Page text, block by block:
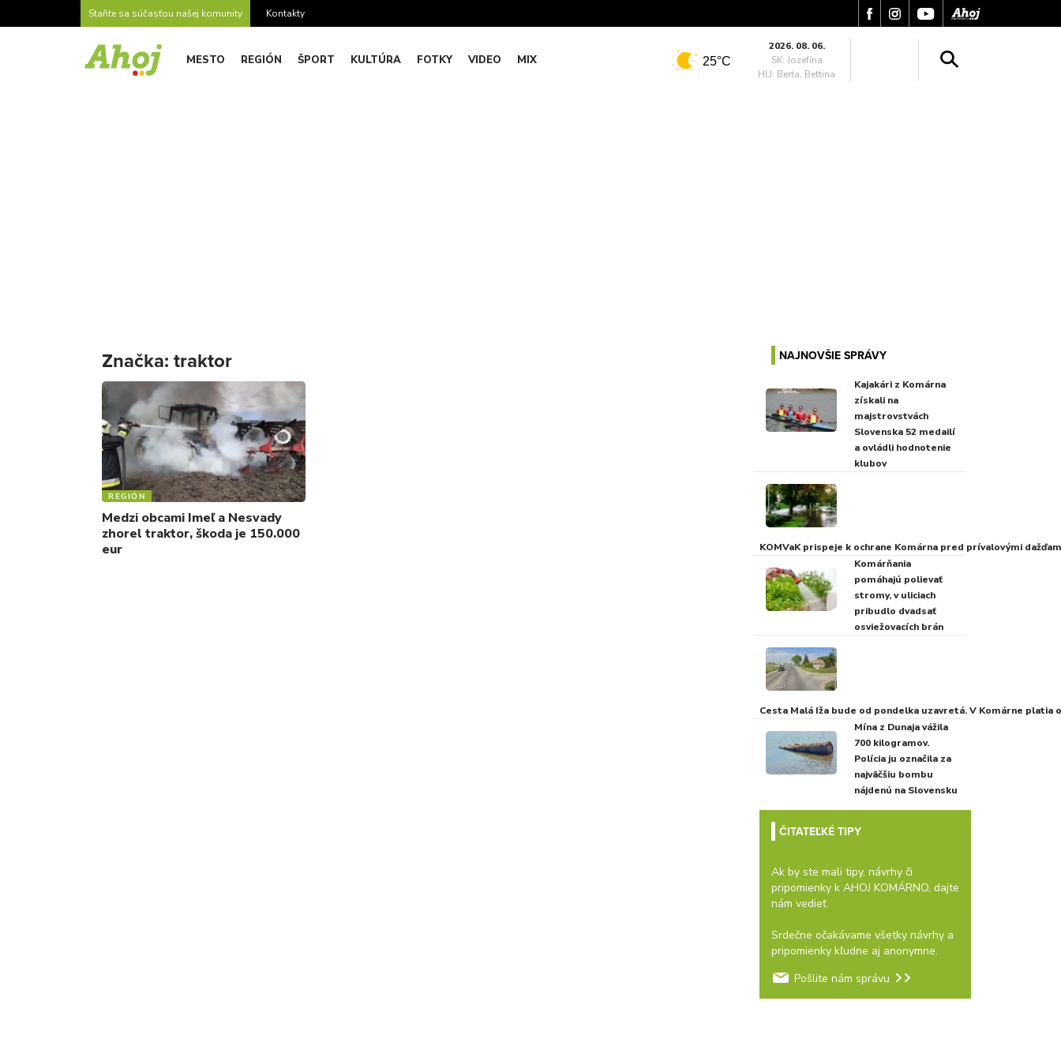
Staňte sa súčasťou našej komunity Kontakty
MESTO REGIÓN ŠPORT KULTÚRA FOTKY VIDEO MIX 25°C
2026. 08. 06.
SK: Jozefína
HU: Berta, Bettina
Značka: traktor
REGIÓN
Medzi obcami Imeľ a Nesvady
zhorel traktor, škoda je 150.000
eur
NAJNOVŠIE SPRÁVY
Kajakári z Komárna
získali na
majstrovstvách
Slovenska 52 medailí
a ovládli hodnotenie
klubov
KOMVaK prispeje k ochrane Komárna pred prívalovými
Komárňania
pomáhajú polievať
stromy, v uliciach
pribudlo dvadsať
osviežovacích brán
Cesta Malá Iža bude od pondelka uzavretá. V Komárne platia
Mína z Dunaja vážila
700 kilogramov.
Polícia ju označila za
najväčšiu bombu
nájdenú na Slovensku
ČITATEĽKÉ TIPY
Ak by ste mali tipy, návrhy či
pripomienky k AHOJ KOMÁRNO, dajte
nám vedieť.
Srdečne očakávame všetky návrhy a
pripomienky kľudne aj anonymne.
Pošlite nám správu